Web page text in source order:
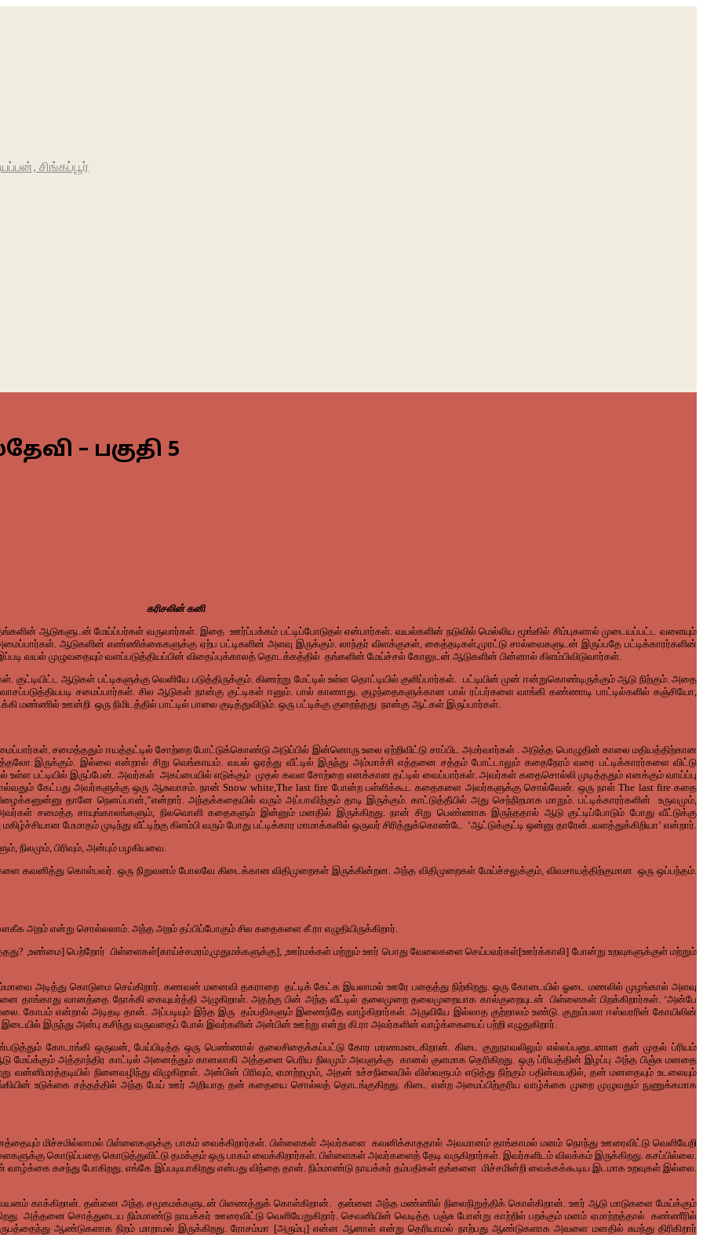
சிங்கப்பூர்
– பகுதி 5
கரிசலின் கனி
ஆடுகளுடன் மேய்ப்பர்கள் வருவார்கள் இதை ஊர்ப்பக்கம் பட்டிப்போடுதல் என்பார்கள் .வயல்களின் நடுவில் மெல்லிய மூங்கில் சிம்புகளால் முடையப்பட்ட
வளையும்
ஆடுகளின் எண்ணிக்கைகளுக்கு ஏற்ப பட்டிகளின் அளவு இருக்கும் லாந்தர் விளக்குகள் கைத்தடிகள் முரட்டு சால்வைகளுடன் இருப்பதே பட்டிக்காரர்களின்
வயல் முழுவதையும் வளப்படுத்தியப்பின் விதைப்புக்காலத் தொடக்கத்தில் தங்களின் மேய்ச்சல் கோலுடன் ஆடுகளின் பின்னால் கிளம்பிவிடுவார்கள்
குட்டியிட்ட ஆடுகள் பட்டிகளுக்கு வெளியே படுத்திருக்கும்.கிணற்று மேட்டில் உள்ள தொட்டியில் குளிப்பார்கள் பட்டியின் முன் ஈன்றுகொண்டிருக்கும் ஆடு நிற்கும்.அதை
சமைப்பார்கள் .சில ஆடுகள் நான்கு குட்டிகள் ஈனும். பால் காணாது. குழந்தைகளுக்கான பால் ரப்பர்களை வாங்கி கண்ணாடி பாட்டில்களில் கஞ்சியோ
மண்ணில் ஊன்றி ஒரு நிமிடத்தில் பாட்டில் பாலை குடித்துவிடும் ஒரு பட்டிக்கு குறைந்தது நான்கு ஆட்கள் இருப்பார்கள்
.சமைத்ததும் ஈயத்தட்டில் சோற்றை போட்டுக்கொண்டு அடுப்பில் இன்னொரு உலை ஏற்றிவிட்டு சாப்பிட அமர்வார்கள்.அடுத்த பொழுதின் காலை மதியத்திற்கான
இருக்கும் இல்லை என்றால் சிறு வெங்காயம் வயல் ஓரத்து வீட்டில் இருந்து அம்மாச்சி எத்தனை சத்தம் போட்டாலும் கதைநேரம் வரை பட்டிக்காரர்களை விட்டு
உள்ள பட்டியில் இருப்பேன் அவர்கள் அகப்பையில் எடுக்கும் முதல் கவள சோற்றை எனக்கான தட்டில் வைப்பார்கள்.அவர்கள் கதைசொல்லி முடித்ததும் எனக்கும் வாய்ப்பு
கேட்பது அவர்களுக்கு ஒரு ஆசுவாசம்.நான் Snow white,The last fire போன்ற பள்ளிக்கூட கதைகளை அவர்களுக்கு சொல்வேன் ஒரு நாள்The last fireகதை
தானே நெனப்பான் ,”என்றார் அந்தக்கதையில் வரும் அப்பாவிற்கும் தாடி இருக்கும். காட்டுத்தீயில் அது செந்நிறமாக மாறும். பட்டிக்காரர்களின் உருவமும்
சமைத்த சாயுங்காலங்களும் நிலவொளி கதைகளும் இன்னும் மனதில் இருக்கிறது.நான் சிறு பெண்ணாக இருந்ததால் ஆடு குட்டிப்போடும் போது வீட்டுக்கு
மகிழ்ச்சியான மேமாதம் முடிந்து வீட்டிற்கு கிளம்பி வரும் போது பட்டிக்கார மாமாக்களில் ஒருவர் சிரித்துக்கொண்டே ‘ஆட்டுக்குட்டி ஒன்னு தாரேன் வளத்துக்கிறியா’ என்றார்
நிலமும் பிரிவும் அன்பும் பழகியவை
கவனித்து கொள்பவர் ஒரு நிறுவனம் போலவே கிடைக்கான விதிமுறைகள் இருக்கின்றன .அந்த விதிமுறைகள் மேய்ச்சலுக்கும், விவசாயத்திற்குமான ஒரு ஒப்பந்தம்
அறம் என்று சொல்லலாம் அந்த அறம் தப்பிப்போகும் சில கதைகளை கீ.ரா எழுதியிருக்கிறார்
? , உண்மை] பெற்றோர் பிள்ளைகள்[காய்ச்சமரம், முதுமக்களுக்கு], , ஊர்மக்கள் மற்றும் ஊர் பொது வேலைகளை செய்பவர்கள்[ஊர்க்காலி] போன்று உறவுகளுக்குள் மற்றும்
அடித்து கொடுமை செய்கிறார் கணவன் மனைவி தகராறை தட்டிக் கேட்க இயலாமல் ஊரே பதைத்து நிற்கிறது .ஒரு கோடையில் ஓடை மணலில் முழங்கால் அளவு
தாங்காது வானத்தை நோக்கி கையுயர்த்தி அழுகிறாள். அதற்கு பின் அந்த வீட்டில் தலைமுறை தலைமுறையாக கால்குறையுடன் பிள்ளைகள் பிறக்கிறார்கள். ‘அன்பே
.கோபம் என்றால் அடிதடி தான் அப்படியும் இந்த இரு தம்பதிகளும் இணைந்தே வாழ்கிறார்கள் .அருவியே இல்லாத குற்றாலம் உண்டு. குறும்பலா ஈஸ்வரரின் கோயிலின்
இடையில் இருந்து அன்பு கசிந்து வருவதைப் போல் இவர்களின் அன்பின் ஊற்று என்று கி ரா அவர்களின் வாழ்க்கையைப் பற்றி எழுதுகிறார்
கோடாங்கி ஒருவன் ,பேய்பிடித்த ஒரு பெண்ணால் தலைசிதைக்கப்பட்டு கோர மரணமடைகிறான் கிடை குறுநாவலிலும் எல்லப்பனுடனான தன் முதல் ப்ரியம்
மேய்க்கும் அத்தாந்திர காட்டில் அனைத்தும் கானலாகி அத்தனை பெரிய நிலமும் அவளுக்கு கானல் குளமாக தெரிகிறது ஒரு ப்ரியத்தின் இழப்பு அந்த பிஞ்சு மனதை
வன்னிமரத்தடியில் நினைவழிந்து விழுகிறாள் அன்பின் பிரிவும்,ஏமாற்றமும் அதன் உச்சநிலையில் விஸ்வரூபம் எடுத்து நிற்கும் பதின்வயதில் தன் மனதையும் உடலையும்
உடுக்கை சத்தத்தில் அந்த பேய் ஊர் அறியாத தன் கதையை சொல்லத் தொடங்குகிறது. கிடை என்ற அமைப்பிற்குரிய வாழ்க்கை முறை முழுவதும் நுணுக்கமாக
மிச்சமில்லாமல் பிள்ளைகளுக்கு பாகம் வைக்கிறார்கள்.பிள்ளைகள் அவர்களை கவனிக்காததால் அவமானம் தாங்காமல் மனம் நொந்து ஊரைவிட்டு வெளியேறி
கொடுப்பதை கொடுத்துவிட்டு தமக்கும் ஒரு பாகம் வைக்கிறார்கள் பிள்ளைகள் அவர்களைத் தேடி வருகிறார்கள் இவர்களிடம் விலக்கம் இருக்கிறது கசப்பில்லை
வாழ்க்கை கசந்து போகிறது .எங்கே இப்படியாகிறது என்பது விந்தை தான் நிம்மாண்டு நாயக்கர் தம்பதிகள் தங்களை மிச்சமின்றி வைக்கக்கூடிய இடமாக உறவுகள் இல்லை
காக்கிறான் .தன்னை அந்த சமூகமக்களுடன் பிணைத்துக் கொள்கிறான் தன்னை அந்த மண்ணில் நிலைநிறுத்திக் கொள்கிறான் .ஊர் ஆடு மாடுகளை மேய்க்கும்
அத்தனை சொத்துடைய நிம்மாண்டு நாயக்கர் ஊரைவிட்டு வெளியேறுகிறார் .செவனியின் வெடித்த பஞ்சு போன்று காற்றில் பறக்கும் மனம் ஏமாற்றத்தால்
கண்ணீரில்
ஆண்டுகளாக நிறம் மாறாமல் இருக்கிறது .ரோசம்மா [அரும்பு]என்ன ஆனாள் என்று தெரியாமல் நாற்பது ஆண்டுகளாக அவளை மனதில் சுமந்து திரிகிறார்